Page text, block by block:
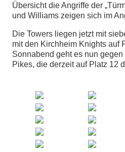
Übersicht die Angriffe der
und Williams zeigen sich im
Die Towers liegen jetzt mit
mit den Kirchheim Knights auf
Sonnabend geht es nun
Pikes, die derzeit auf Platz 12